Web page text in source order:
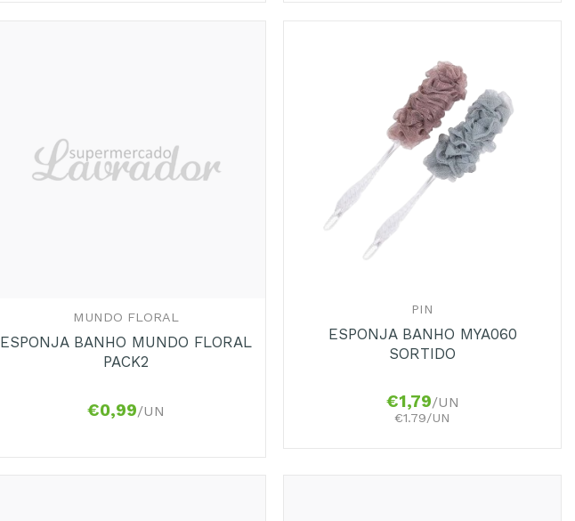
MUNDO FLORAL
ESPONJA BANHO MUNDO FLORAL
PACK2
€0,99/UN
Favoritos
PIN
ESPONJA BANHO MYA060
SORTIDO
€1,79/UN
€1.79/UN